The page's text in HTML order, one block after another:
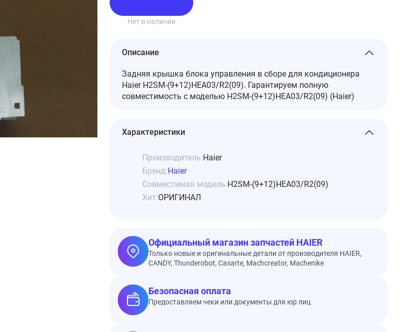
Нет в наличии
Описание
Задняя крышка блока управления в ​​сборе для кондиционера
Haier H2SM-(9+12)HEA03/R2(09). Гарантируем полную
совместимость с моделью H2SM-(9+12)HEA03/R2(09) (Haier)
Характеристики
Производитель:Haier
Бренд:Haier
Совместимая модель:H2SM-(9+12)HEA03/R2(09)
Хит:ОРИГИНАЛ
Официальный магазин запчастей HAIER
Только новые и оригинальные детали от производителя HAIER,
CANDY, Thunderobot, Casarte, Machcreator, Machenike
Безопасная оплата
Предоставляем чеки или документы для юр лиц